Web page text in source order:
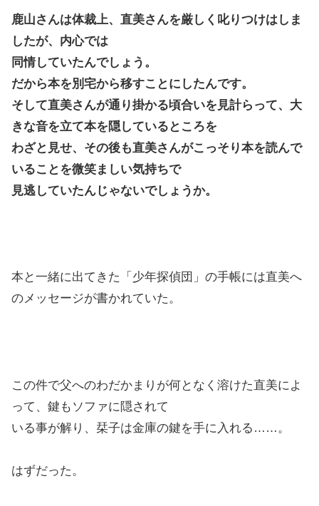
鹿山さんは体裁上、直美さんを厳しく叱りつけはしま
したが、内心では
同情していたんでしょう。
だから本を別宅から移すことにしたんです。
そして直美さんが通り掛かる頃合いを見計らって、大
きな音を立て本を隠しているところを
わざと見せ、その後も直美さんがこっそり本を読んで
いることを微笑ましい気持ちで
見逃していたんじゃないでしょうか。
本と一緒に出てきた「少年探偵団」の手帳には直美へ
のメッセージが書かれていた。
この件で父へのわだかまりが何となく溶けた直美によ
って、鍵もソファに隠されて
いる事が解り、栞子は金庫の鍵を手に入れる……。
はずだった。